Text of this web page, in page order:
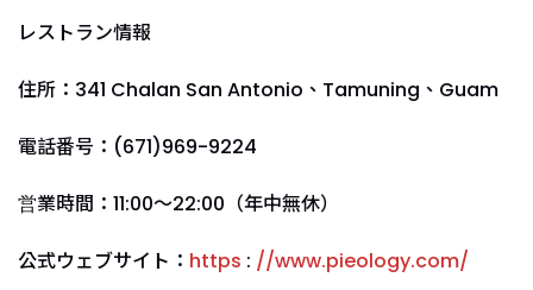
レストラン情報
住所：341 Chalan San Antonio、Tamuning、Guam
電話番号：(671)969-9224
営業時間：11:00〜22:00（年中無休）
公式ウェブサイト： https : //www.pieology.com/